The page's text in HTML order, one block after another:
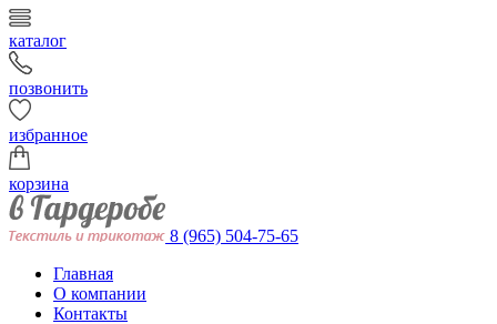
каталог
позвонить
избранное
корзина
8 (965) 504-75-65
Главная
О компании
Контакты